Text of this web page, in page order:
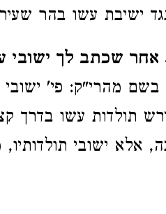
ישיבת עשו בהר שעיר
אחר שכתב לך ישובי
בשם מהרי"ק: פי'
תולדות עשו בדרך
אלא ישובי